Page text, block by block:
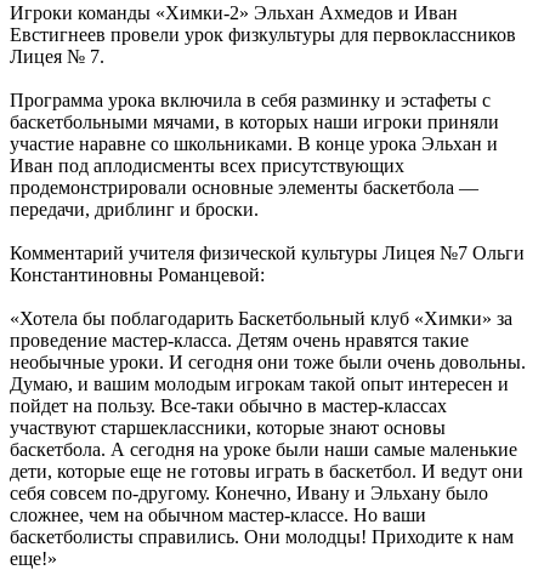
Игроки команды «Химки-2» Эльхан Ахмедов и Иван
Евстигнеев провели урок физкультуры для первоклассников
Лицея № 7.
Программа урока включила в себя разминку и эстафеты с
баскетбольными мячами, в которых наши игроки приняли
участие наравне со школьниками. В конце урока Эльхан и
Иван под аплодисменты всех присутствующих
продемонстрировали основные элементы баскетбола —
передачи, дриблинг и броски.
Комментарий учителя физической культуры Лицея №7 Ольги
Константиновны Романцевой:
«Хотела бы поблагодарить Баскетбольный клуб «Химки» за
проведение мастер-класса. Детям очень нравятся такие
необычные уроки. И сегодня они тоже были очень довольны.
Думаю, и вашим молодым игрокам такой опыт интересен и
пойдет на пользу. Все-таки обычно в мастер-классах
участвуют старшеклассники, которые знают основы
баскетбола. А сегодня на уроке были наши самые маленькие
дети, которые еще не готовы играть в баскетбол. И ведут они
себя совсем по-другому. Конечно, Ивану и Эльхану было
сложнее, чем на обычном мастер-классе. Но ваши
баскетболисты справились. Они молодцы! Приходите к нам
еще!»